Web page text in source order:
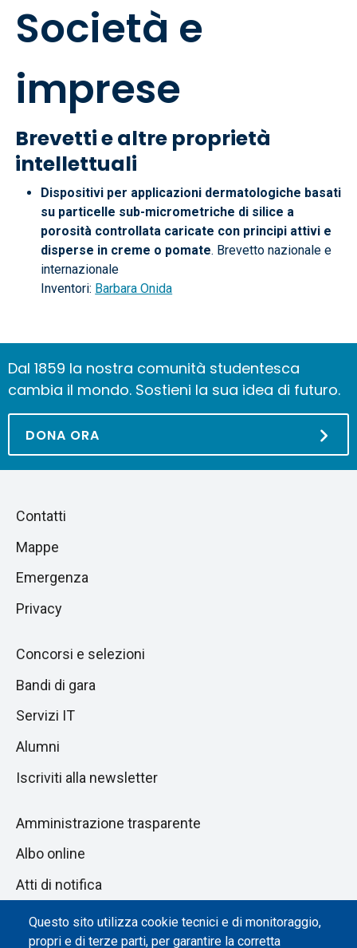
Società e
imprese
Brevetti e altre proprietà
intellettuali
Dispositivi per applicazioni dermatologiche basati
su particelle sub-micrometriche di silice a
porosità controllata caricate con principi attivi e
disperse in creme o pomate. Brevetto nazionale e
internazionale
Inventori: Barbara Onida
Questo sito utilizza cookie tecnici e di monitoraggio,
propri e di terze parti, per garantire la corretta
Dal 1859 la nostra comunità studentesca
cambia il mondo. Sostieni la sua idea di futuro.
DONA ORA
Salta
sezione
Piè
di
pagina
Contatti
Mappe
Emergenza
Privacy
Concorsi e selezioni
Bandi di gara
Servizi IT
Alumni
Iscriviti alla newsletter
Amministrazione trasparente
Albo online
Atti di notifica
Dichiarazione di accessibilità